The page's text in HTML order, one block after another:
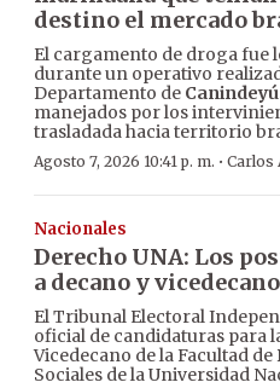
destino el mercado
El cargamento de droga fue
durante un operativo
Departamento de Canindeyú
manejados por los
trasladada hacia territorio
Agosto 7, 2026 10:41 p. m. · Carlos
Nacionales
Derecho UNA: Los
a decano y vicedecano
El Tribunal Electoral
oficial de candidaturas para
Vicedecano de la Facultad
Sociales de la Universidad